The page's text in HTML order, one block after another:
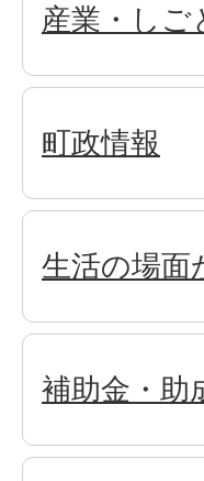
産業・しご
町政情報
生活の場面
補助金・助